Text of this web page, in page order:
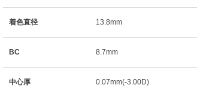
着色直径 13.8mm
BC 8.7mm
中心厚 0.07mm(-3.00D)